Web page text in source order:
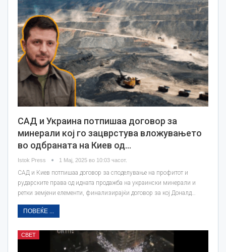
САД и Украина потпишаа договор за
минерали кој го зацврстува вложувањето
во одбраната на Киев од…
Istok Press 1 Мај, 2025 во 10:03 часот.
САД и Киев потпишаа договор за споделување на профитот и
рударските права од идната продажба на украински минерали и
ретки земјени елементи, финализирајќи договор за кој Доналд…
ПОВЕЌЕ ...
СВЕТ